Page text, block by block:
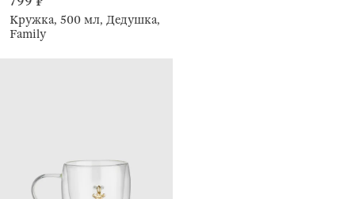
Кружка, 500 мл, Дедушка,
Family